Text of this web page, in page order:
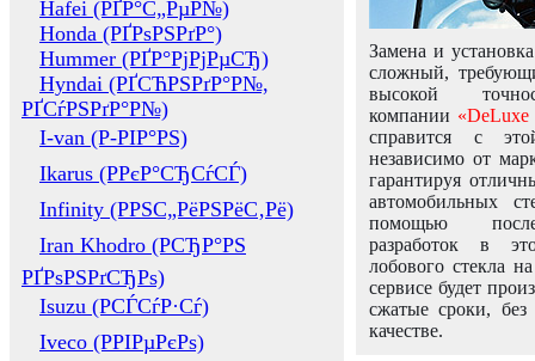
Hafei (РҐР°С„РµР№)
Honda (РҐРѕРЅРґР°)
Hummer (РҐР°РјРјРµСЂ)
Hyndai (РҐСЋРЅРґР°Р№,
РҐСѓРЅРґР°Р№)
I-van (Р-РІР°РЅ)
Ikarus (РРєР°СЂСѓСЃ)
Infinity (РРЅС„РёРЅРёС‚Рё)
Iran Khodro (РСЂР°РЅ
РҐРѕРЅРґСЂРѕ)
Isuzu (РСЃСѓР·Сѓ)
Iveco (РРІРµРєРѕ)
Замена и
сложный,
высокой
компании «DeLuxe
справится с
независимо от
гарантируя
автомобильных
помощью
разработок в
лобового стекла
сервисе будет
сжатые сроки,
качестве.